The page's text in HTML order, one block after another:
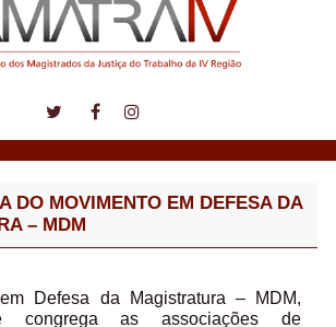
DO MOVIMENTO EM DEFESA DA
– MDM
Defesa da Magistratura – MDM,
congrega as associações de